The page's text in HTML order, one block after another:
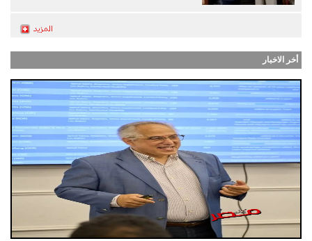
أخر الاخبار